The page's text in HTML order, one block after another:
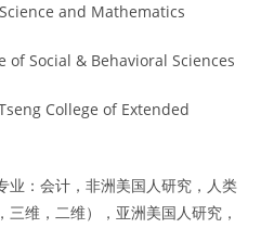
and Mathematics
of Social & Behavioral Sciences
College of Extended
业：会计，非洲美国人研究，人类
维，二维），亚洲美国人研究，